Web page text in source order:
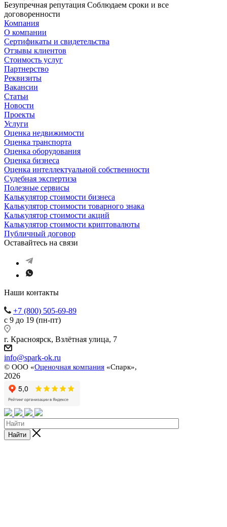
Безупречная репутация Соблюдаем сроки и все
договоренности
Компания
О компании
Сертификаты и свидетельства
Отзывы клиентов
Стоимость услуг
Партнерство
Реквизиты
Вакансии
Статьи
Новости
Проекты
Услуги
Оценка недвижимости
Оценка транспорта
Оценка оборудования
Оценка бизнеса
Оценка интеллектуальной собственности
Судебная экспертиза
Полезные сервисы
Калькулятор стоимости бизнеса
Калькулятор стоимости товарного знака
Калькулятор стоимости акций
Калькулятор стоимости криптовалюты
Публичный договор
Оставайтесь на связи
Наши контакты
+7 (800) 505-69-89
с 9 до 19 (пн-пт)
г. Красноярск, Взлётная улица, 7
info@spark-ok.ru
© ООО «Оценочная компания «Спарк»,
2026
Найти